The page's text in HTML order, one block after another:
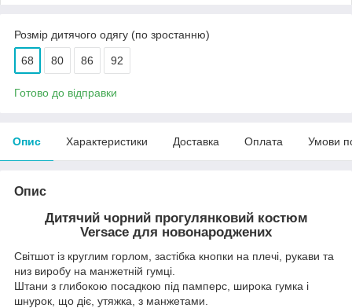
Розмір дитячого одягу (по зростанню)
68 80 86 92
Готово до відправки
Опис Характеристики Доставка Оплата Умови
Опис
Дитячий чорний прогулянковий костюм
Versace для новонароджених
Світшот із круглим горлом, застібка кнопки на плечі, рукави та
низ виробу на манжетній гумці.
Штани з глибокою посадкою під памперс, широка гумка і
шнурок, що діє, утяжка, з манжетами.